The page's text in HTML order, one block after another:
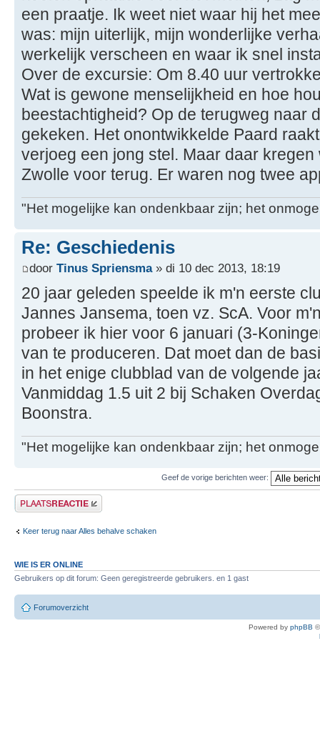
een praatje. Ik weet niet waar hij het
was: mijn uiterlijk, mijn wonderlijke
werkelijk verscheen en waar ik snel
Over de excursie: Om 8.40 uur
Wat is gewone menselijkheid en hoe
beestachtigheid? Op de terugweg naar
gekeken. Het onontwikkelde Paard
verjoeg een jong stel. Maar daar
Zwolle voor terug. Er waren nog twee
"Het mogelijke kan ondenkbaar zijn; het
Re: Geschiedenis
door Tinus Spriensma» di 10 dec 2013, 18:19
20 jaar geleden speelde ik m'n eerste
Jannes Jansema, toen vz. ScA. Voor
probeer ik hier voor 6 januari (3-
van te produceren. Dat moet dan de
in het enige clubblad van de volgende
Vanmiddag 1.5 uit 2 bij Schaken
Boonstra.
"Het mogelijke kan ondenkbaar zijn; het
Geef de vorige berichten weer:
Plaats een reactie
Keer terug naar Alles behalve schaken
WIE IS ER ONLINE
Gebruikers op dit forum: Geen geregistreerde gebruikers. en 1 gast
Forumoverzicht
Powered by phpBB